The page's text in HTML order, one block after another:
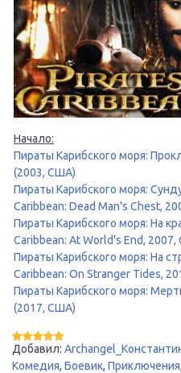
Начало:
Пираты Карибского моря:
(2003, США)
Пираты Карибского моря:
Caribbean: Dead Man's Chest,
Пираты Карибского моря: На
Caribbean: At World's End,
Пираты Карибского моря: На
Caribbean: On Stranger Tides,
Пираты Карибского моря:
(2017, США)
Добавил:
Комедия, Боевик, Приключения,